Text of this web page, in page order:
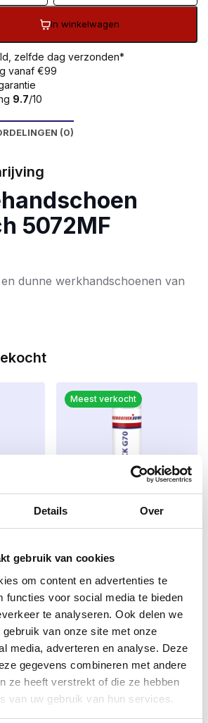
Details Over
gebruik van cookies
om content en advertenties te
functies voor social media te bieden
te analyseren. Ook delen we
van onze site met onze
media, adverteren en analyse. Deze
gegevens combineren met andere
ze heeft verstrekt of die ze hebben
van uw gebruik van hun services.
In winkelwagen
zelfde dag verzonden*
vanaf €99
9.7/10
(0)
5072MF
dunne werkhandschoenen van
montagewerk! Een perfecte
zijn onmisbaar op de
maar ook zorgen
ervoor dat uw handen en
blijven. Ook heeft u met
vaak net wat extra grip op de
voor?
zijn ijzersterke
van eigen merk. Hiermee
uitstekende montage
vingergevoeligheid, veel grip
pasvorm.
kunt u in
Meest verkocht
G70 wit 290ml
€5,50
Oorspronkelijke
prijs
was:
€ 5,50.
€4,80Huidige
prijs
is:
€ 4,80.
excl. BTW:€3,97
Op voorraad